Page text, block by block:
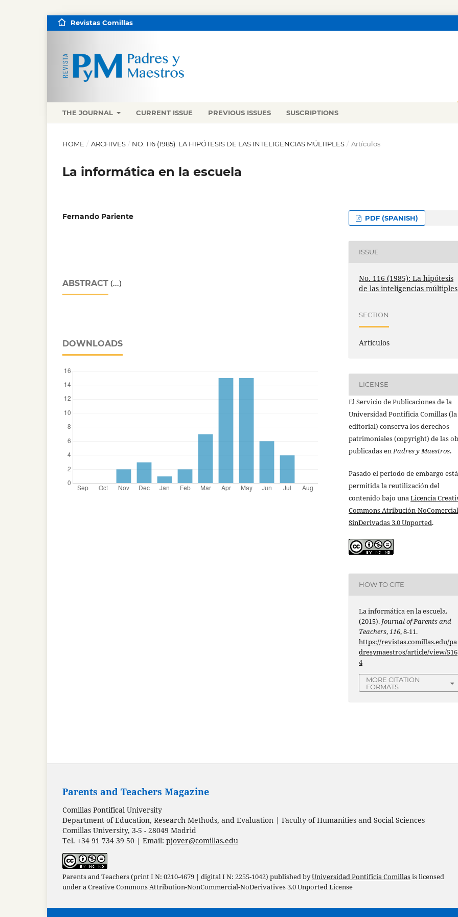
THE JOURNAL CURRENT ISSUE PREVIOUS ISSUES SUSCRIPTIONS
Revistas Comillas
HOME / ARCHIVES / NO. 116 (1985): LA HIPÓTESIS DE LAS INTELIGENCIAS MÚLTIPLES / Artículos
La informática en la escuela
Fernando Pariente
ABSTRACT (...)
DOWNLOADS
PDF (SPANISH)
ISSUE
No. 116 (1985): La hipótesis
de las inteligencias múltiples
SECTION
Artículos
LICENSE
El Servicio de Publicaciones de la
Universidad Pontificia Comillas (la
editorial) conserva los derechos
patrimoniales (copyright) de las
publicadas enPadres y Maestros.
Pasado el periodo de embargo está
permitida la reutilización del
contenido bajo unaLicencia
Commons Atribución-
SinDerivadas 3.0 Unported.
HOW TO CITE
La informática en la escuela.
(2015). Journal of Parents and
Teachers,116, 8-11.
https://revistas.comillas.edu/pa
dresymaestros/article/view/516
4
MORE CITATION
FORMATS
Parents and Teachers Magazine
Comillas Pontifical University
Department of Education, Research Methods, and Evaluation | Faculty of Humanities and Social Sciences
Comillas University, 3-5 - 28049 Madrid
Tel. +34 91 734 39 50 | Email: pjover@comillas.edu
Parents and Teachers (print I N: 0210-4679 | digital I N: 2255-1042) published byUniversidad Pontificia Comillasis licensed
under aCreative Commons Attribution-NonCommercial-NoDerivatives 3.0 Unported License